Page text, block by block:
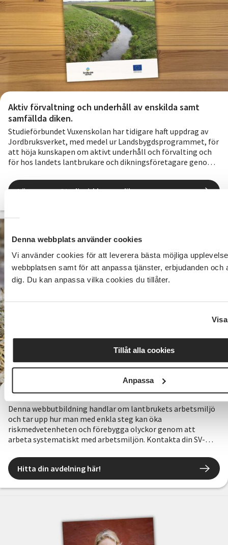
Denna webbplats använder cookies
Vi använder cookies för att leverera bästa möjliga
webbplatsen samt för att anpassa tjänster, erbjudanden och
dig. Du kan anpassa vilka cookies du tillåter.
Tillåt alla cookies
Anpassa
Aktiv förvaltning och underhåll av enskilda samt
samfällda diken.
Studieförbundet Vuxenskolan har tidigare haft uppdrag av
Jordbruksverket, med medel ur Landsbygdsprogrammet, för
att höja kunskapen om aktivt underhåll och förvalting och
för hos landets lantbrukare och dikningsföretagare genom
Läs mer om Studiecirklar om diken
Är du säker?
Denna webbutbildning handlar om lantbrukets arbetsmiljö
och tar upp hur man med enkla steg kan öka
riskmedvetenheten och förebygga olyckor genom att
arbeta systematiskt med arbetsmiljön. Kontakta din SV-
Hitta din avdelning här!